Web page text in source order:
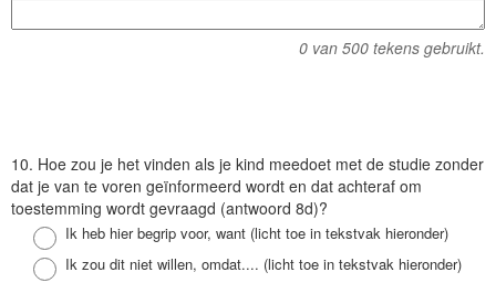
a
0 van 500 tekens gebruikt.
V
r
a
10. Hoe zou je het vinden als je kind meedoet met de studie zonder
dat je van te voren geïnformeerd wordt en dat achteraf om
toestemming wordt gevraagd (antwoord 8d)?
Antwoord
Ik heb hier begrip voor, want (licht toe in tekstvak hieronder)
Antwoord
Ik zou dit niet willen, omdat.... (licht toe in tekstvak hieronder)